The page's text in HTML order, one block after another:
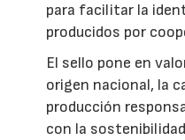
para facilitar la
producidos por
El sello pone en
origen nacional, la
producción
con la